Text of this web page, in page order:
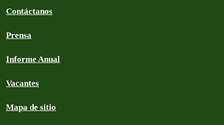
Contáctanos
Prensa
Informe Anual
Vacantes
Mapa de sitio